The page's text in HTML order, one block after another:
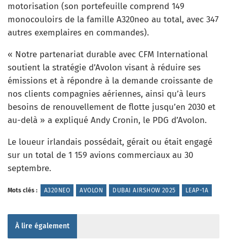
motorisation (son portefeuille comprend 149
monocouloirs de la famille A320neo au total, avec 347
autres exemplaires en commandes).
« Notre partenariat durable avec CFM International
soutient la stratégie d’Avolon visant à réduire ses
émissions et à répondre à la demande croissante de
nos clients compagnies aériennes, ainsi qu’à leurs
besoins de renouvellement de flotte jusqu’en 2030 et
au-delà » a expliqué Andy Cronin, le PDG d’Avolon.
Le loueur irlandais possédait, gérait ou était engagé
sur un total de 1 159 avions commerciaux au 30
septembre.
Mots clés : A320NEO AVOLON DUBAI AIRSHOW 2025 LEAP-1A
À lire également